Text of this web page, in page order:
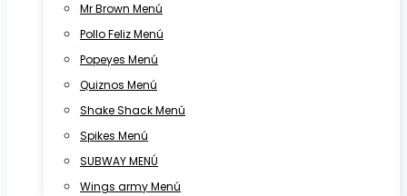
Mr Brown Menú
Pollo Feliz Menú
Popeyes Menú
Quiznos Menú
Shake Shack Menú
Spikes Menú
SUBWAY MENÚ
Wings army Menú